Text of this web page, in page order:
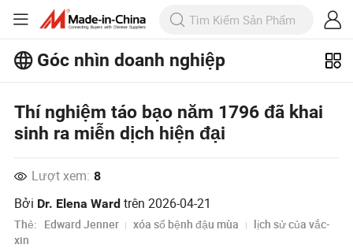
Góc nhìn doanh nghiệp
trên Business Insights!
Xem Thêm
Thí nghiệm táo bạo năm 1796 đã khai
sinh ra miễn dịch hiện đại
Lượt xem: 8
Bởi Dr. Elena Ward trên2026-04-21
Thẻ: Edward Jenner xóa sổ bệnh đậu mùa
lịch sử của vắc-
xin